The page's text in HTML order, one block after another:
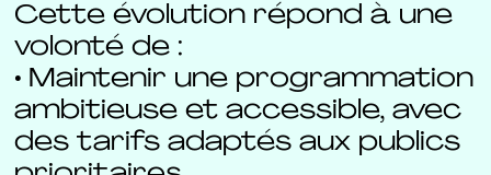
Cette évolution répond à une
volonté de :
• Maintenir une programmation
ambitieuse et accessible, avec
des tarifs adaptés aux publics